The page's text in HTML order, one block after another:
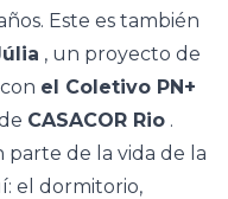
Este es también
, un proyecto de
el Coletivo PN+
CASACOR Rio .
parte de la vida de la
el dormitorio,